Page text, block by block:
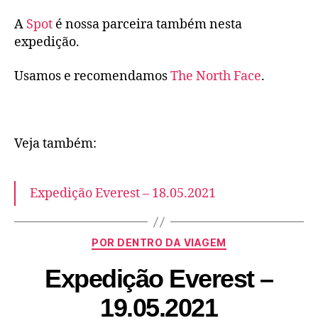
A Spot é nossa parceira também nesta
expedição.
Usamos e recomendamosThe North Face.
Veja também:
Expedição Everest – 18.05.2021
POR DENTRO DA VIAGEM
Expedição Everest –
19.05.2021